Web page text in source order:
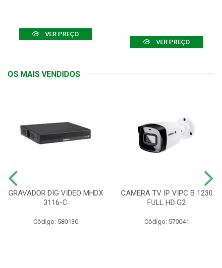
VER PREÇO
VER PREÇO
OS MAIS VENDIDOS
GRAVADOR DIG VIDEO MHDX
3116-C
Código: 580130
CAMERA TV IP VIPC B 1230
FULL HD G2
Código: 570041